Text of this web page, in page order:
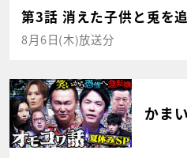
第3話 消えた子供と兎を
8月6日(木)放送分
かま